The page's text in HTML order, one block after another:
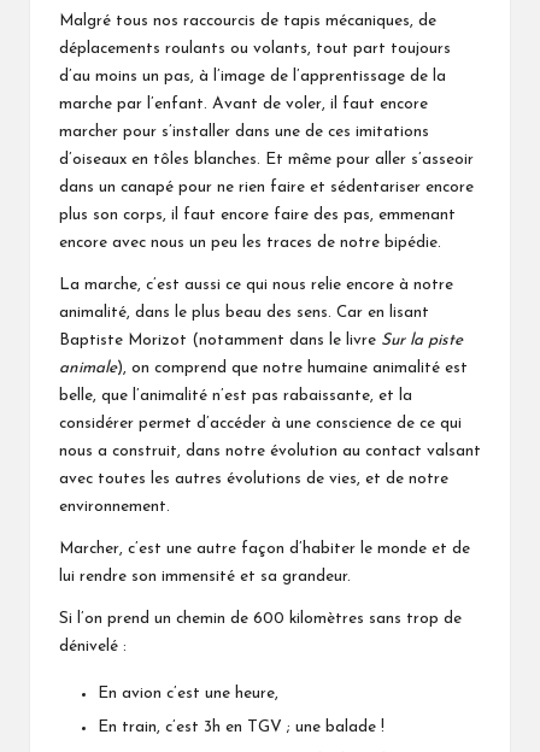
Malgré tous nos raccourcis de tapis mécaniques, de
déplacements roulants ou volants, tout part toujours
d’au moins un pas, à l’image de l’apprentissage de la
marche par l’enfant. Avant de voler, il faut encore
marcher pour s’installer dans une de ces imitations
d’oiseaux en tôles blanches. Et même pour aller s’asseoir
dans un canapé pour ne rien faire et sédentariser encore
plus son corps, il faut encore faire des pas, emmenant
encore avec nous un peu les traces de notre bipédie.
La marche, c’est aussi ce qui nous relie encore à notre
animalité, dans le plus beau des sens. Car en lisant
Baptiste Morizot (notamment dans le livre Sur la piste
animale), on comprend que notre humaine animalité est
belle, que l’animalité n’est pas rabaissante, et la
considérer permet d’accéder à une conscience de ce qui
nous a construit, dans notre évolution au contact valsant
avec toutes les autres évolutions de vies, et de notre
environnement.
Marcher, c’est une autre façon d’habiter le monde et de
lui rendre son immensité et sa grandeur.
Si l’on prend un chemin de 600 kilomètres sans trop de
dénivelé :
En avion c’est une heure,
En train, c’est 3h en TGV ; une balade !